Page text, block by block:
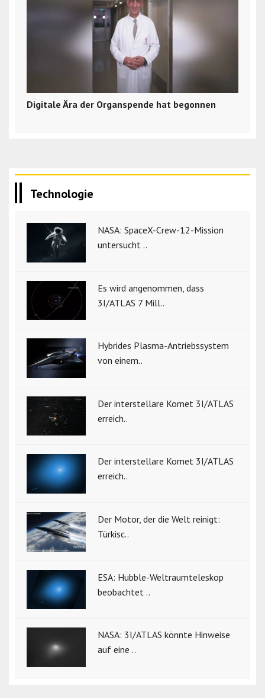
Digitale Ära der Organspende hat begonnen
Technologie
NASA: SpaceX-Crew-12-Mission
untersucht ..
Es wird angenommen, dass
3I/ATLAS 7 Mill..
Hybrides Plasma-Antriebssystem
von einem..
Der interstellare Komet 3I/ATLAS
erreich..
Der interstellare Komet 3I/ATLAS
erreich..
Der Motor, der die Welt reinigt:
Türkisc..
ESA: Hubble-Weltraumteleskop
beobachtet ..
NASA: 3I/ATLAS könnte Hinweise
auf eine ..